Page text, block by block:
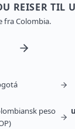
REISER TIL
fra Colombia.
peso